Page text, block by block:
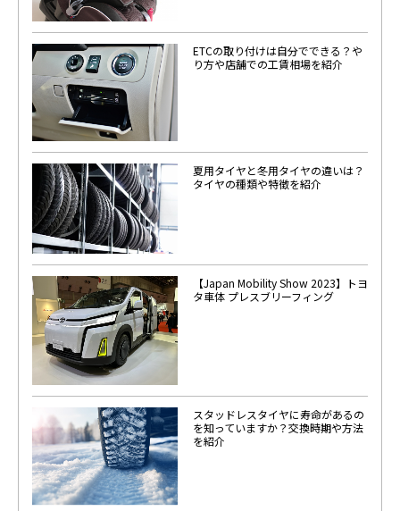
ETCの取り付けは自分でできる？や
り方や店舗での工賃相場を紹介
夏用タイヤと冬用タイヤの違いは？
タイヤの種類や特徴を紹介
【Japan Mobility Show 2023】トヨ
タ車体 プレスブリーフィング
スタッドレスタイヤに寿命があるの
を知っていますか？交換時期や方法
を紹介